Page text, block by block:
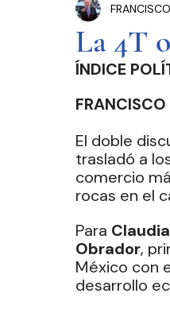
Congreso Cdmx
Seguridad Pública
Estados y Municipios
La 4T
ÍNDICE
FRANCISCO
El doble
trasladó a
comercio
rocas en el
Para
Obrador,
México con
desarrollo